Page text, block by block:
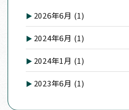
2026年6月 (1)
2024年6月 (1)
2024年1月 (1)
2023年6月 (1)